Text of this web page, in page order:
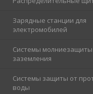
Зарядные станции для
электромобилей
Системы молниезащиты
заземления
Системы защиты от
воды